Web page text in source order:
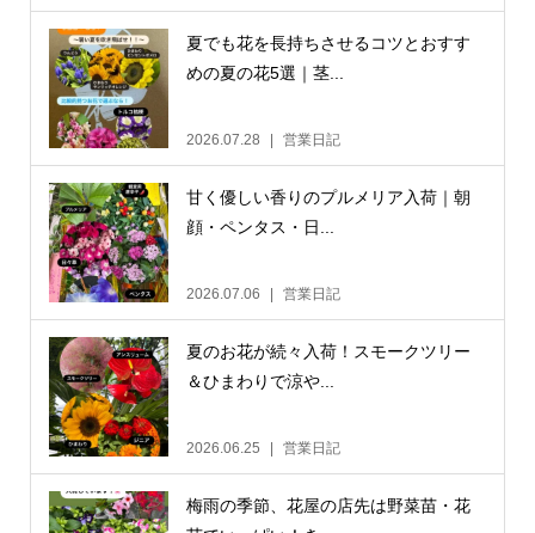
夏でも花を長持ちさせるコツとおすす
めの夏の花5選｜茎...
2026.07.28 営業日記
甘く優しい香りのプルメリア入荷｜朝
顔・ペンタス・日...
2026.07.06 営業日記
夏のお花が続々入荷！スモークツリー
＆ひまわりで涼や...
2026.06.25 営業日記
梅雨の季節、花屋の店先は野菜苗・花